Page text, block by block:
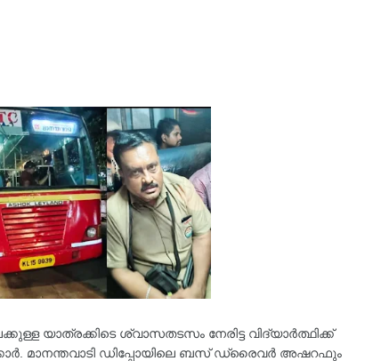
യാത്രക്കിടെ ശ്വാസതടസം നേരിട്ട വിദ്യാർത്ഥിക്ക്
മാനന്തവാടി ഡിപ്പോയിലെ ബസ് ഡ്രൈവർ അഷറഫും